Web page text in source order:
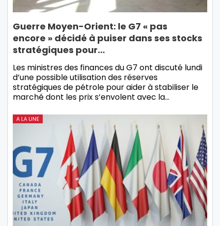
Guerre Moyen-Orient: le G7 « pas
encore » décidé à puiser dans ses stocks
stratégiques pour…
Les ministres des finances du G7 ont discuté lundi
d’une possible utilisation des réserves
stratégiques de pétrole pour aider à stabiliser le
marché dont les prix s’envolent avec la…
A LA UNE